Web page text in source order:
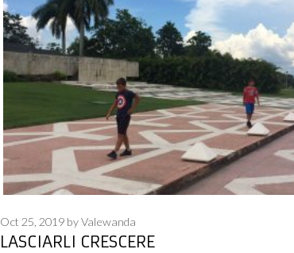
LASCIARLI CRESCERE
Oct 25, 2019 byValewanda